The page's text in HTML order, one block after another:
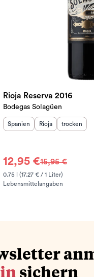
hinzufügen
Rioja Reserva 2016
Bodegas Solagüen
Herkunftsland:
Spanien Herkunftsregion
Rioja Geschmack
trocken
12,95 €15,95 €
0.75 l (17.27 € / 1 Liter)
Lebensmittelangaben
sichern